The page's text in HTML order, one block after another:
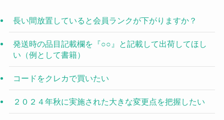
長い間放置していると会員ランクが下がりますか？
発送時の品目記載欄を『○○』と記載して出荷してほし
い（例として書籍）
コードをクレカで買いたい
２０２４年秋に実施された大きな変更点を把握したい